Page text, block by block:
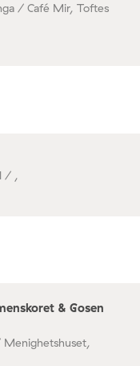
/ Café Mir, Toftes
/ ,
& Gosen
Menighetshuset,